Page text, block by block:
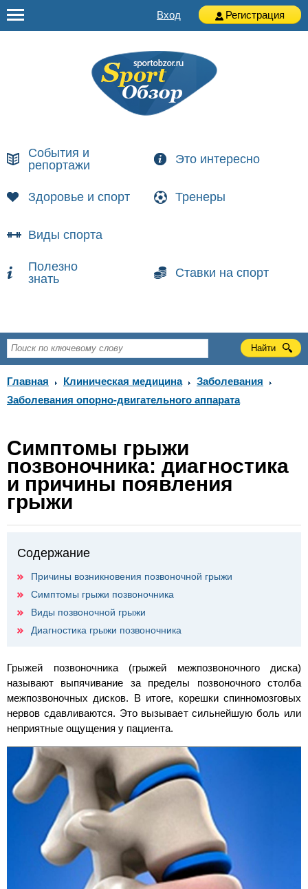
Вход Регистрация
События и
репортажи
Это интересно
Здоровье и спорт Тренеры
Виды спорта
Полезно
знать
Ставки на спорт
Главная Клиническая медицина
Заболевания
Заболевания опорно-двигательного аппарата
Симптомы грыжи
позвоночника: диагностика
и причины появления
грыжи
Содержание
Причины возникновения позвоночной грыжи
Симптомы грыжи позвоночника
Виды позвоночной грыжи
Диагностика грыжи позвоночника
Грыжей позвоночника (грыжей межпозвоночного диска)
называют выпячивание за пределы позвоночного столба
межпозвоночных дисков. В итоге, корешки спинномозговых
нервов сдавливаются. Это вызывает сильнейшую боль или
неприятные ощущения у пациента.